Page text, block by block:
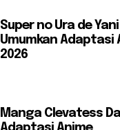
Super no Ura de
Umumkan Adaptasi
2026
Manga Clevatess